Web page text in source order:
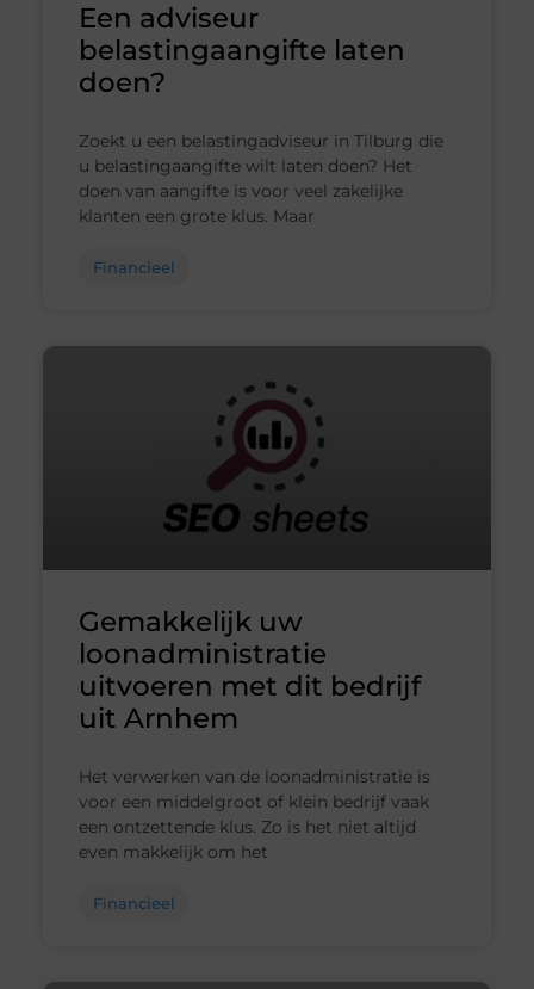
Een adviseur
belastingaangifte laten
doen?
Zoekt u een belastingadviseur in Tilburg die
u belastingaangifte wilt laten doen? Het
doen van aangifte is voor veel zakelijke
klanten een grote klus. Maar
Financieel
Gemakkelijk uw
loonadministratie
uitvoeren met dit bedrijf
uit Arnhem
Het verwerken van de loonadministratie is
voor een middelgroot of klein bedrijf vaak
een ontzettende klus. Zo is het niet altijd
even makkelijk om het
Financieel